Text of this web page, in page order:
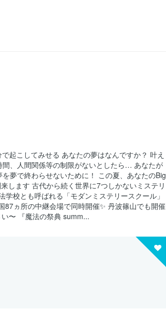
起こしてみせる あなたの夢はなんですか？ 叶え
、人間関係等の制限がないとしたら… あなたが
夢で終わらせないために！ この夏、あなたのBig
します 古代から続く世界に7つしかないミステリ
校とも呼ばれる「モダンミステリースクール」
ヵ所の中継会場で同時開催✨ 丹波篠山でも開催
〜 『魔法の祭典 summ...